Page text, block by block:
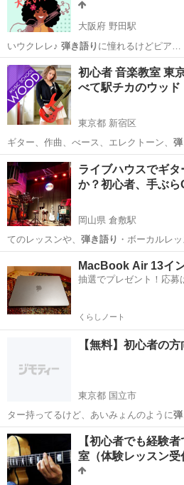
大阪府 野田駅
いウクレレ♪ 弾き語り に憧れるけどピア…
ライブ！ 夢の… ウクレレ弾き語り教室専
大阪 大阪市 野田駅 ウクレレ
初心者 音楽教室 東
べて駅チカのウッド
東京都 新宿区
ギター、作曲、べース、エレクトーン、 弾
イターなどを数多く…
東京 新宿区 ボーカル
ライブハウスでギ
か？初心者、手ぶら
岡山県 倉敷駅
てのレッスンや、 弾き語り ・ボーカルレ
語りレッスン ・ステ…
MacBook Air 13イ
抽選でプレゼント！応募
くらしノート
【無料】初心者の
東京都 国立市
ター持ってるけど、あいみょんのように弾
演奏してみたい…
東京 国立市 ギター 初心者
【初心者でも経験
室（体験レッスン受